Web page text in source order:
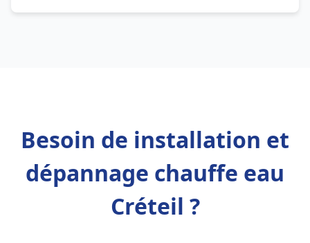
Besoin de installation et
dépannage chauffe eau
Créteil ?